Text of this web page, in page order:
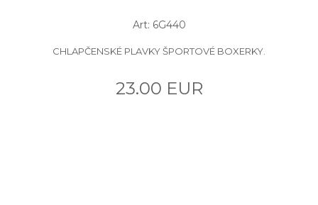
Art: 6G440
CHLAPČENSKÉ PLAVKY ŠPORTOVÉ BOXERKY.
23.00 EUR